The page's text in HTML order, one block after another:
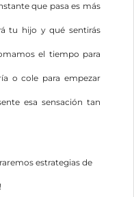
que pasa es más
tu hijo y qué sentirás
el tiempo para
o cole para empezar
esa sensación tan
estrategias de